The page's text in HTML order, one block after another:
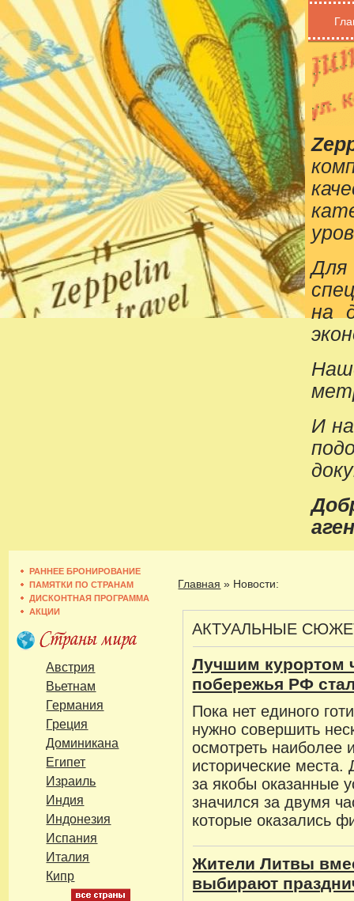
на
И
РАННЕЕ БРОНИРОВАНИЕ
ПАМЯТКИ ПО СТРАНАМ
ДИСКОНТНАЯ ПРОГРАММА
АКЦИИ
Австрия
Вьетнам
Германия
Греция
Доминикана
Египет
Израиль
Индия
Индонезия
Испания
Италия
Кипр
Главная » Новости:
АКТУАЛЬНЫЕ
Лучшим курортом
побережья РФ
Пока нет единого
нужно совершить
осмотреть наиболее
исторические места.
за якобы оказанные
значился за двумя
которые оказались
Жители Литвы
выбирают